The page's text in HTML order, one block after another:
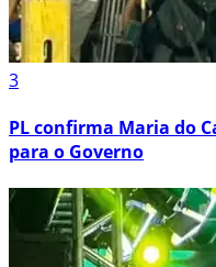
3
PL confirma Maria do
para o Governo